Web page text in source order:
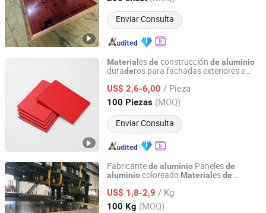
Enviar Consulta
Materialesde construcción de aluminio
duraderos para fachadas exteriores e
US$ 2,6-6,00 / Pieza
100 Piezas (MOQ)
Enviar Consulta
Shandong Wanya New Materials Co., Ltd.
Shandong, China Desde 2025
Fabricantede aluminio Panelesde
aluminiocoloreado Material esde
US$ 1,8-2,9 / Kg
100 Kg (MOQ)
Wuxi Dingyu Xinda Special Steel Co., Ltd
Jiangsu, China Desde 2023